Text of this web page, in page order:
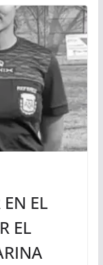
EL
EL